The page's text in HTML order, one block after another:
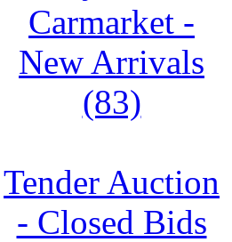
Carmarket -
New Arrivals
(83)
Tender Auction
- Closed Bids